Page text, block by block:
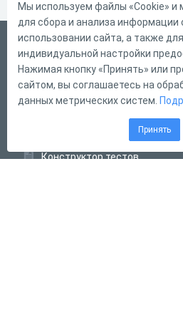
Русский
Справка
Форма обратной связи
Конструктор тестов
Мы используем файлы «Cookie» и
для сбора и анализа информации
использовании сайта, а также
индивидуальной настройки
Нажимая кнопку «Принять» или
сайтом, вы соглашаетесь на
данных метрических систем.
Принять